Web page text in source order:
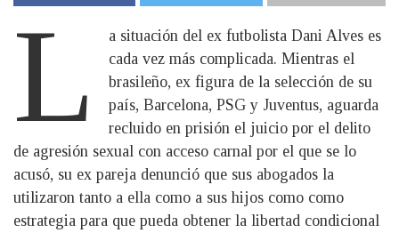
L
a situación del ex futbolista Dani Alves es
cada vez más complicada. Mientras el
brasileño, ex figura de la selección de su
país, Barcelona, PSG y Juventus, aguarda
recluido en prisión el juicio por el delito
de agresión sexual con acceso carnal por el que se lo
acusó, su ex pareja denunció que sus abogados la
utilizaron tanto a ella como a sus hijos como como
estrategia para que pueda obtener la libertad condicional